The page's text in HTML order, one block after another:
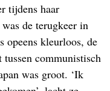
tijdens haar
de terugkeer in
opeens kleurloos, de
tussen communistisch
was groot. ‘Ik